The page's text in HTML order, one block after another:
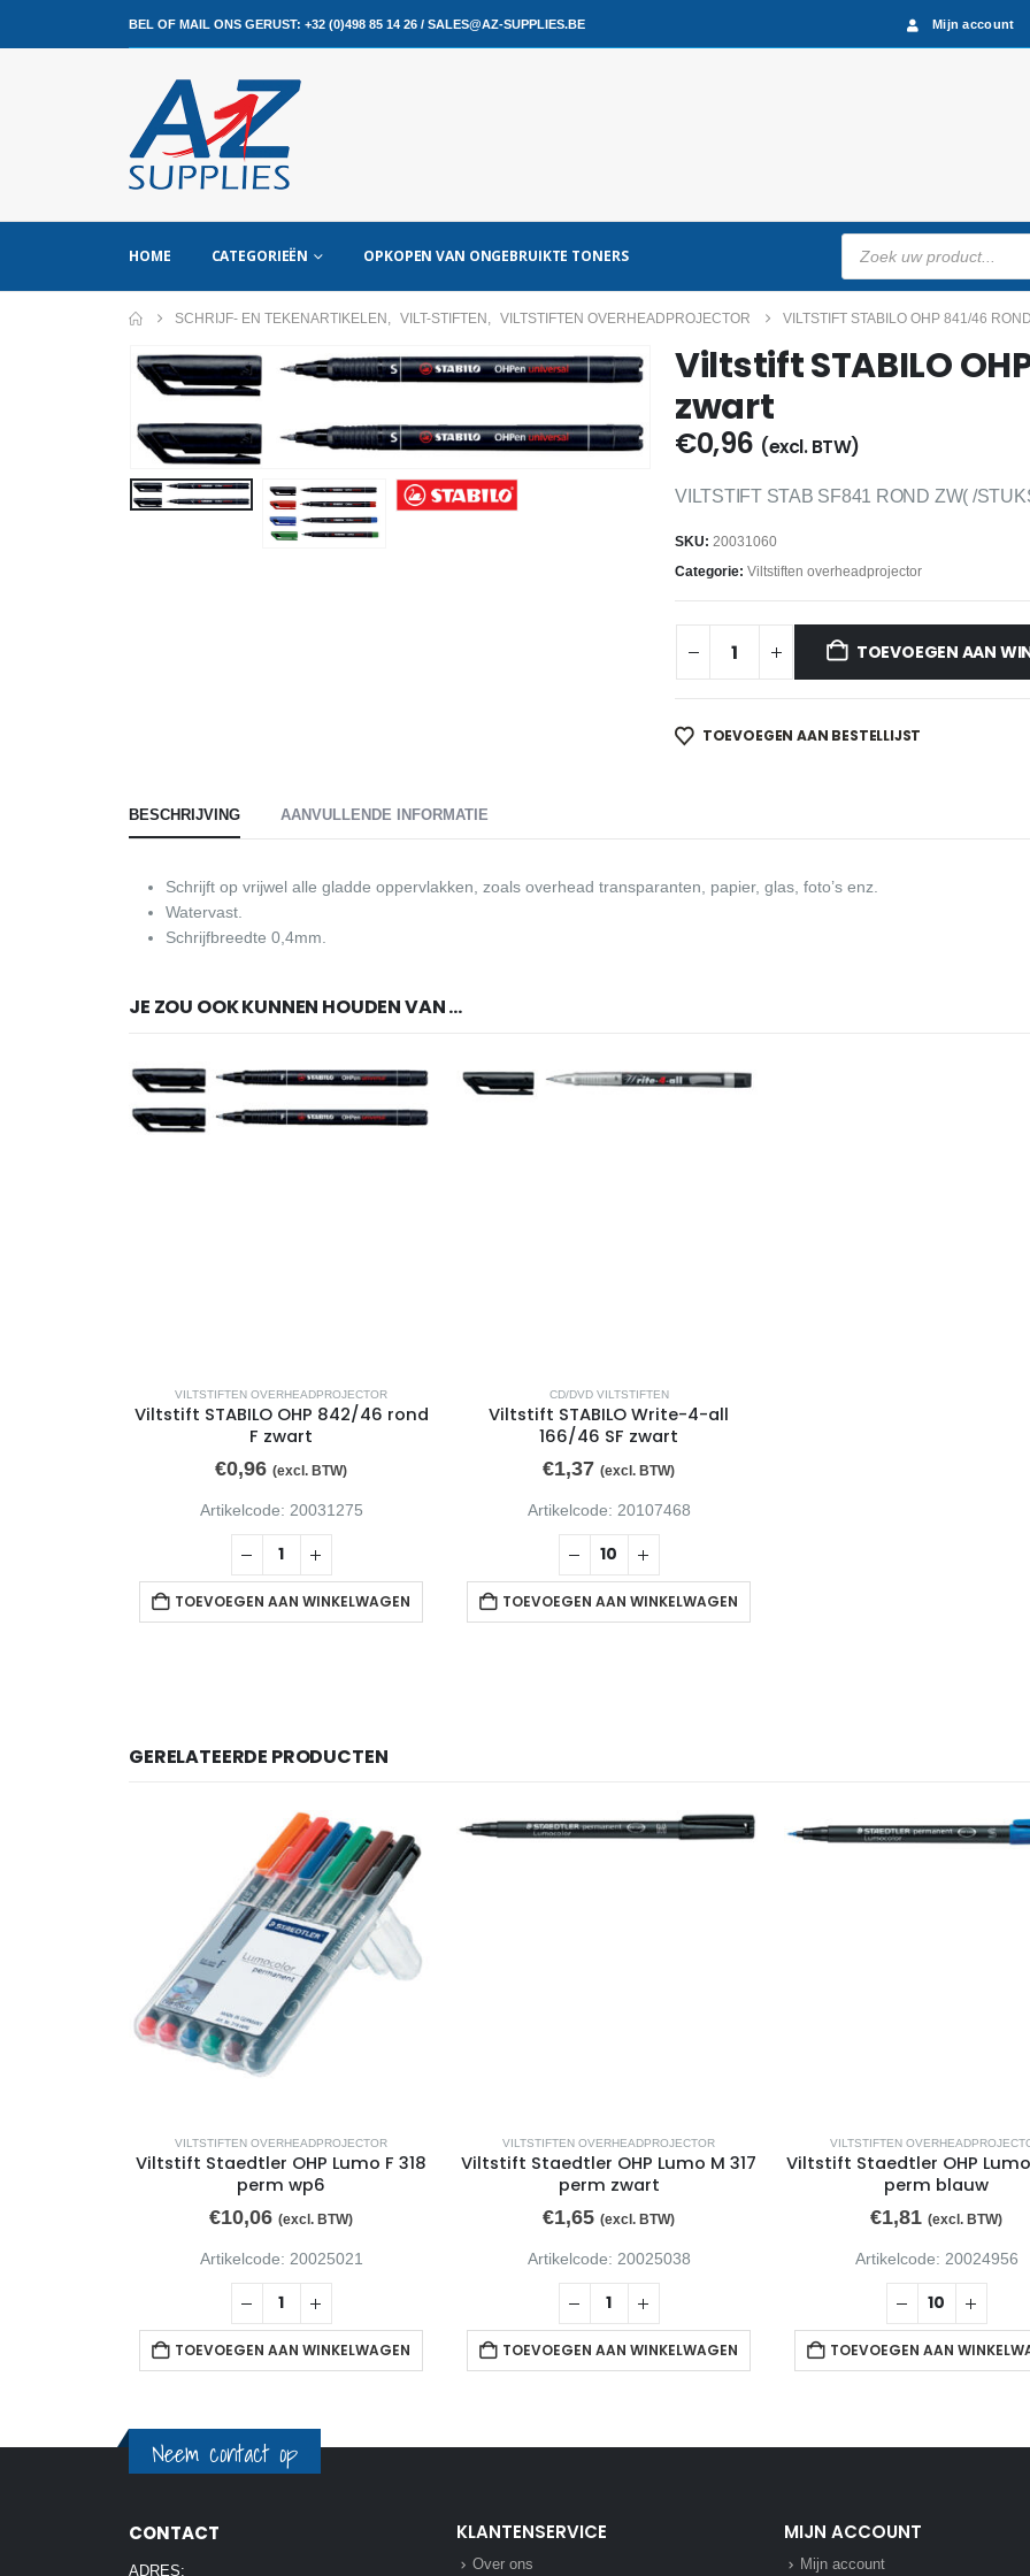
BEL OF MAIL ONS GERUST: +32 (0)498 85 14 26 / SALES@AZ-SUPPLIES.BE Mijn account
HOME CATEGORIEËN OPKOPEN VAN ONGEBRUIKTE TONERS
Producten
zoeken
SCHRIJF- EN TEKENARTIKELEN , VILT-STIFTEN , VILTSTIFTEN OVERHEADPROJECTOR VILTSTIFT STABILO OHP 841/46
Viltstift STABILO
zwart
€0,96 (excl. BTW)
VILTSTIFT STAB SF841 ROND ZW( /
SKU: 20031060
Categorie: Viltstiften overheadprojector
TOEVOEGEN AAN
TOEVOEGEN AAN BESTELLIJST
BESCHRIJVING AANVULLENDE INFORMATIE
Schrijft op vrijwel alle gladde oppervlakken, zoals overhead transparanten, papier, glas, foto’s enz.
Watervast.
Schrijfbreedte 0,4mm.
JE ZOU OOK KUNNEN HOUDEN VAN …
VILTSTIFTEN OVERHEADPROJECTOR
Viltstift STABILO OHP 842/46 rond
F zwart
€0,96 (excl. BTW)
Artikelcode: 20031275
TOEVOEGEN AAN WINKELWAGEN
CD/DVD VILTSTIFTEN
Viltstift STABILO Write-4-all
166/46 SF zwart
€1,37 (excl. BTW)
Artikelcode: 20107468
TOEVOEGEN AAN WINKELWAGEN
GERELATEERDE PRODUCTEN
VILTSTIFTEN OVERHEADPROJECTOR
Viltstift Staedtler OHP Lumo F 318
perm wp6
€10,06 (excl. BTW)
Artikelcode: 20025021
TOEVOEGEN AAN WINKELWAGEN
VILTSTIFTEN OVERHEADPROJECTOR
Viltstift Staedtler OHP Lumo M 317
perm zwart
€1,65 (excl. BTW)
Artikelcode: 20025038
TOEVOEGEN AAN WINKELWAGEN
VILTSTIFTEN
Viltstift Staedtler OHP Lumo
perm blauw
€1,81 (excl. BTW)
Artikelcode: 20024956
TOEVOEGEN AAN
Neem contact op
CONTACT
ADRES:
KLANTENSERVICE
Over ons
MIJN ACCOUNT
Mijn account